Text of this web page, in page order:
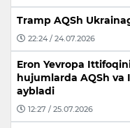
Tramp AQSh
22:24 / 24.07.2026
Eron Yevropa
hujumlarda AQSh va
aybladi
12:27 / 25.07.2026